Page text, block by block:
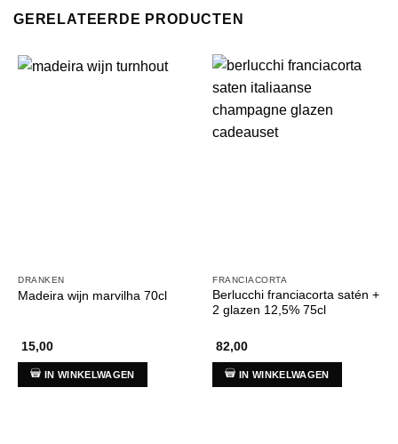
GERELATEERDE PRODUCTEN
DRANKEN
Madeira wijn marvilha 70cl
15,00
IN WINKELWAGEN
FRANCIACORTA
Berlucchi franciacorta satén +
2 glazen 12,5% 75cl
82,00
IN WINKELWAGEN